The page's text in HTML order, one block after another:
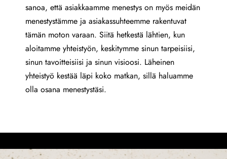
sanoa, että asiakkaamme menestys on myös meidän
menestystämme ja asiakassuhteemme rakentuvat
tämän moton varaan. Siitä hetkestä lähtien, kun
aloitamme yhteistyön, keskitymme sinun tarpeisiisi,
sinun tavoitteisiisi ja sinun visioosi. Läheinen
yhteistyö kestää läpi koko matkan, sillä haluamme
olla osana menestystäsi.